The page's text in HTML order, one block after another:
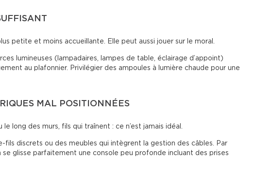
petite et moins accueillante. Elle peut aussi jouer sur le moral.
lumineuses (lampadaires, lampes de table, éclairage d’appoint)
au plafonnier. Privilégier des ampoules à lumière chaude pour une
MAL POSITIONNÉES
le long des murs, fils qui traînent : ce n’est jamais idéal.
fils discrets ou des meubles qui intègrent la gestion des câbles. Par
se glisse parfaitement une console peu profonde incluant des prises